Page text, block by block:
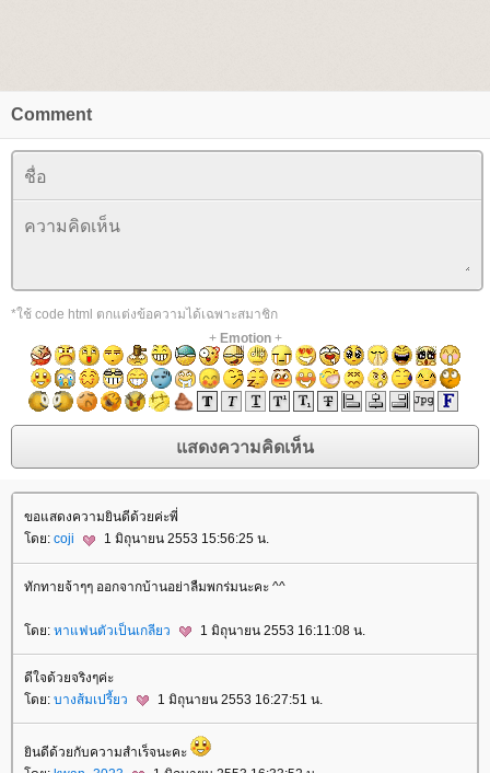
Comment
*ใช้ code html ตกแต่งข้อความได้เฉพาะสมาชิก
+ Emotion+
ขอแสดงความยินดีด้วยค่ะพี่
ดย: coji 1 มิถุนายน 2553 15:56:25 น.
ทักทายจ้าๆๆ ออกจากบ้านอย่าลืมพกร่มนะคะ ^^
ดย: หาแฟนตัวเป็นเกลียว 1 มิถุนายน 2553 16:11:08 น.
ดีใจด้วยจริงๆค่ะ
ดย: บางส้มเปรี้ยว 1 มิถุนายน 2553 16:27:51 น.
ินดีด้วยกับความสำเร็จนะคะ